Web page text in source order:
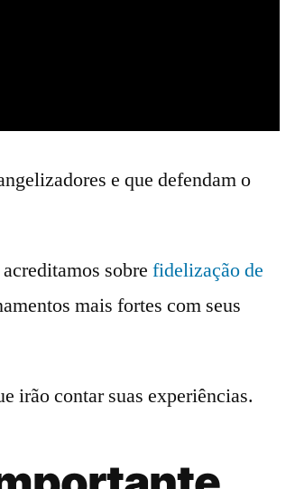
e que defendam o
sobre fidelização de
mais fortes com seus
irão contar suas experiências.